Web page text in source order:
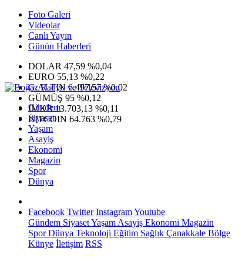
Foto Galeri
Videolar
Canlı Yayın
Günün Haberleri
DOLAR 47,59 %0,04
EURO 55,13 %0,22
G.ALTIN6.497,57 %0,02
GÜMÜŞ 95 %0,12
IMKB13.703,13 %0,11
BITCOIN 64.763 %0,79
Gündem
Siyaset
Yaşam
Asayiş
Ekonomi
Magazin
Spor
Dünya
Facebook Twitter InstagramYoutube
Gündem SiyasetYaşam Asayiş Ekonomi Magazin
SporDünya Teknoloji Eğitim Sağlık Çanakkale Bölge
Künye İletişim RSS